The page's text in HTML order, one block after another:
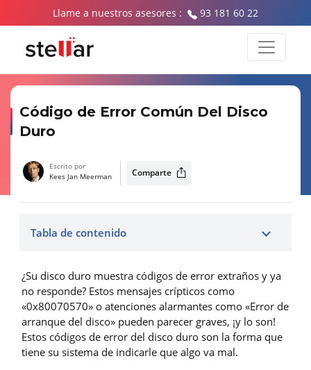
Llame a nuestros asesores : 93 181 60 22
Código de Error Común Del Disco
Duro
Escrito por
Kees Jan Meerman
Comparte
Tabla de contenido
¿Su disco duro muestra códigos de error extraños y ya
no responde? Estos mensajes crípticos como
«0x80070570» o atenciones alarmantes como «Error de
arranque del disco» pueden parecer graves, ¡y lo son!
Estos códigos de error del disco duro son la forma que
tiene su sistema de indicarle que algo va mal.